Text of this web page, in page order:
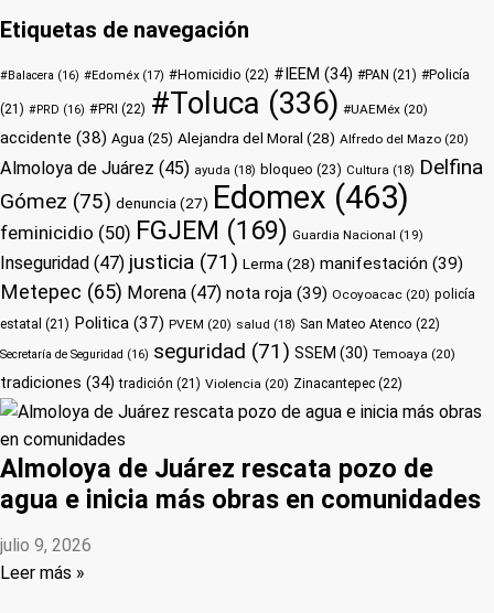
Etiquetas de navegación
#Balacera (16) #Edoméx (17) #Homicidio (22) #IEEM (34) #PAN (21) #Policía
(21) #PRD (16) #PRI (22) #Toluca (336) #UAEMéx (20)
accidente (38) Agua (25) Alejandra del Moral (28) Alfredo del Mazo (20)
Almoloya de Juárez (45) ayuda (18) bloqueo (23) Cultura (18) Delfina
Gómez (75) denuncia (27) Edomex (463)
feminicidio (50) FGJEM (169) Guardia Nacional (19)
Inseguridad (47) justicia (71) Lerma (28) manifestación (39)
Metepec (65) Morena (47) nota roja (39) Ocoyoacac (20) policía
estatal (21) Politica (37) PVEM (20) salud (18) San Mateo Atenco (22)
Secretaría de Seguridad (16) seguridad (71) SSEM (30) Temoaya (20)
tradiciones (34) tradición (21) Violencia (20) Zinacantepec (22)
Almoloya de Juárez rescata pozo de
agua e inicia más obras en comunidades
julio 9, 2026
Leer más »